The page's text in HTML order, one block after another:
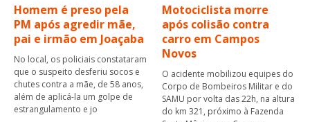
Homem é preso pela
PM após agredir mãe,
pai e irmão em Joaçaba
No local, os policiais constataram
que o suspeito desferiu socos e
chutes contra a mãe, de 58 anos,
além de aplicá-la um golpe de
estrangulamento e jo
Motociclista morre
após colisão contra
carro em Campos
Novos
O acidente mobilizou equipes do
Corpo de Bombeiros Militar e do
SAMU por volta das 22h, na altura
do km 321, próximo à Fazenda